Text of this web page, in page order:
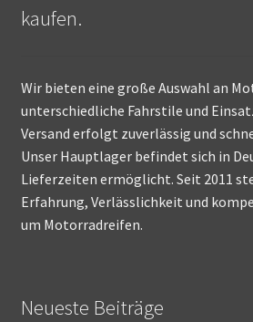
kaufen.
Wir bieten eine große Auswahl an
unterschiedliche Fahrstile und
Versand erfolgt zuverlässig und
Unser Hauptlager befindet sich in
Lieferzeiten ermöglicht. Seit 2011
Erfahrung, Verlässlichkeit und
um Motorradreifen.
Neueste Beiträge